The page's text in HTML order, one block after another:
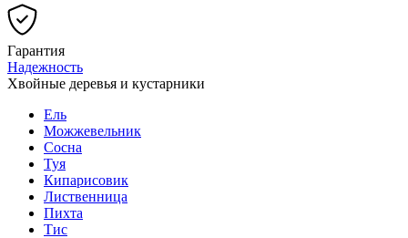
Гарантия
Надежность
Хвойные деревья и кустарники
Ель
Можжевельник
Сосна
Туя
Кипарисовик
Лиственница
Пихта
Тис